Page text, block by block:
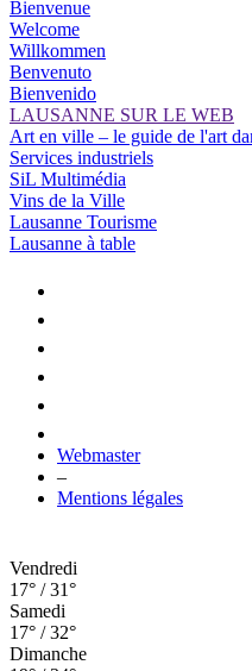
Bienvenue
Welcome
Willkommen
Benvenuto
Bienvenido
LAUSANNE SUR LE WEB
Art en ville – le guide de l'art
Services industriels
SiL Multimédia
Vins de la Ville
Lausanne Tourisme
Lausanne à table
Webmaster
–
Mentions légales
Vendredi
17° / 31°
Samedi
17° / 32°
Dimanche